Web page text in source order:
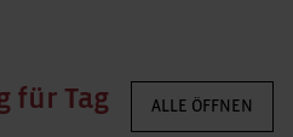
für Tag ALLE ÖFFNEN